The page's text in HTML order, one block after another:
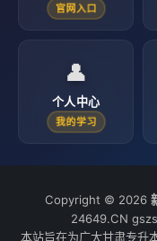
官网入口
👤
个人中心
我的学习
Copyright © 2026
24649.CN
本站旨在为广大甘肃专升